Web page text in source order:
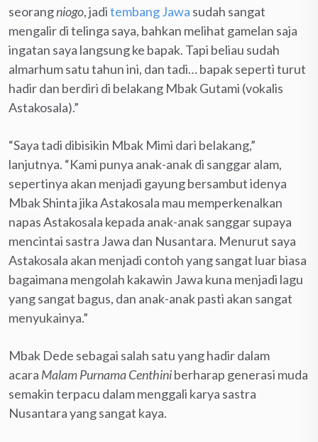
seorangniogo, jaditembang Jawa sudah sangat
mengalir di telinga saya, bahkan melihat gamelan saja
ingatan saya langsung ke bapak. Tapi beliau sudah
almarhum satu tahun ini, dan tadi… bapak seperti turut
hadir dan berdiri di belakang Mbak Gutami (vokalis
Astakosala).”
“Saya tadi dibisikin Mbak Mimi dari belakang,”
lanjutnya. “Kami punya anak-anak di sanggar alam,
sepertinya akan menjadi gayung bersambut idenya
Mbak Shinta jika Astakosala mau memperkenalkan
napas Astakosala kepada anak-anak sanggar supaya
mencintai sastra Jawa dan Nusantara. Menurut saya
Astakosala akan menjadi contoh yang sangat luar biasa
bagaimana mengolah kakawin Jawa kuna menjadi lagu
yang sangat bagus, dan anak-anak pasti akan sangat
menyukainya.”
Mbak Dede sebagai salah satu yang hadir dalam
acara Malam Purnama Centhiniberharap generasi muda
semakin terpacu dalam menggali karya sastra
Nusantara yang sangat kaya.